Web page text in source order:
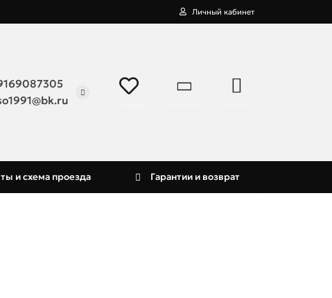
Личный кабинет
и схема проезда Гарантии и возврат